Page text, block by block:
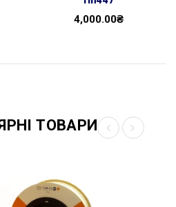
4,000.00₴
ТОВАРИ